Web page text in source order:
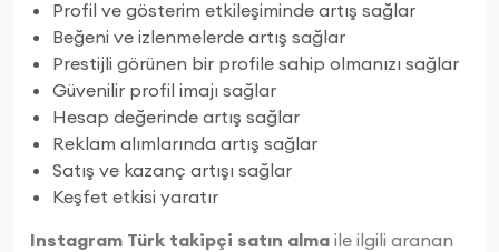
Profil ve gösterim etkileşiminde artış sağlar
Beğeni ve izlenmelerde artış sağlar
Prestijli görünen bir profile sahip olmanızı sağlar
Güvenilir profil imajı sağlar
Hesap değerinde artış sağlar
Reklam alımlarında artış sağlar
Satış ve kazanç artışı sağlar
Keşfet etkisi yaratır
Instagram Türk takipçi satın alma ile ilgili aranan